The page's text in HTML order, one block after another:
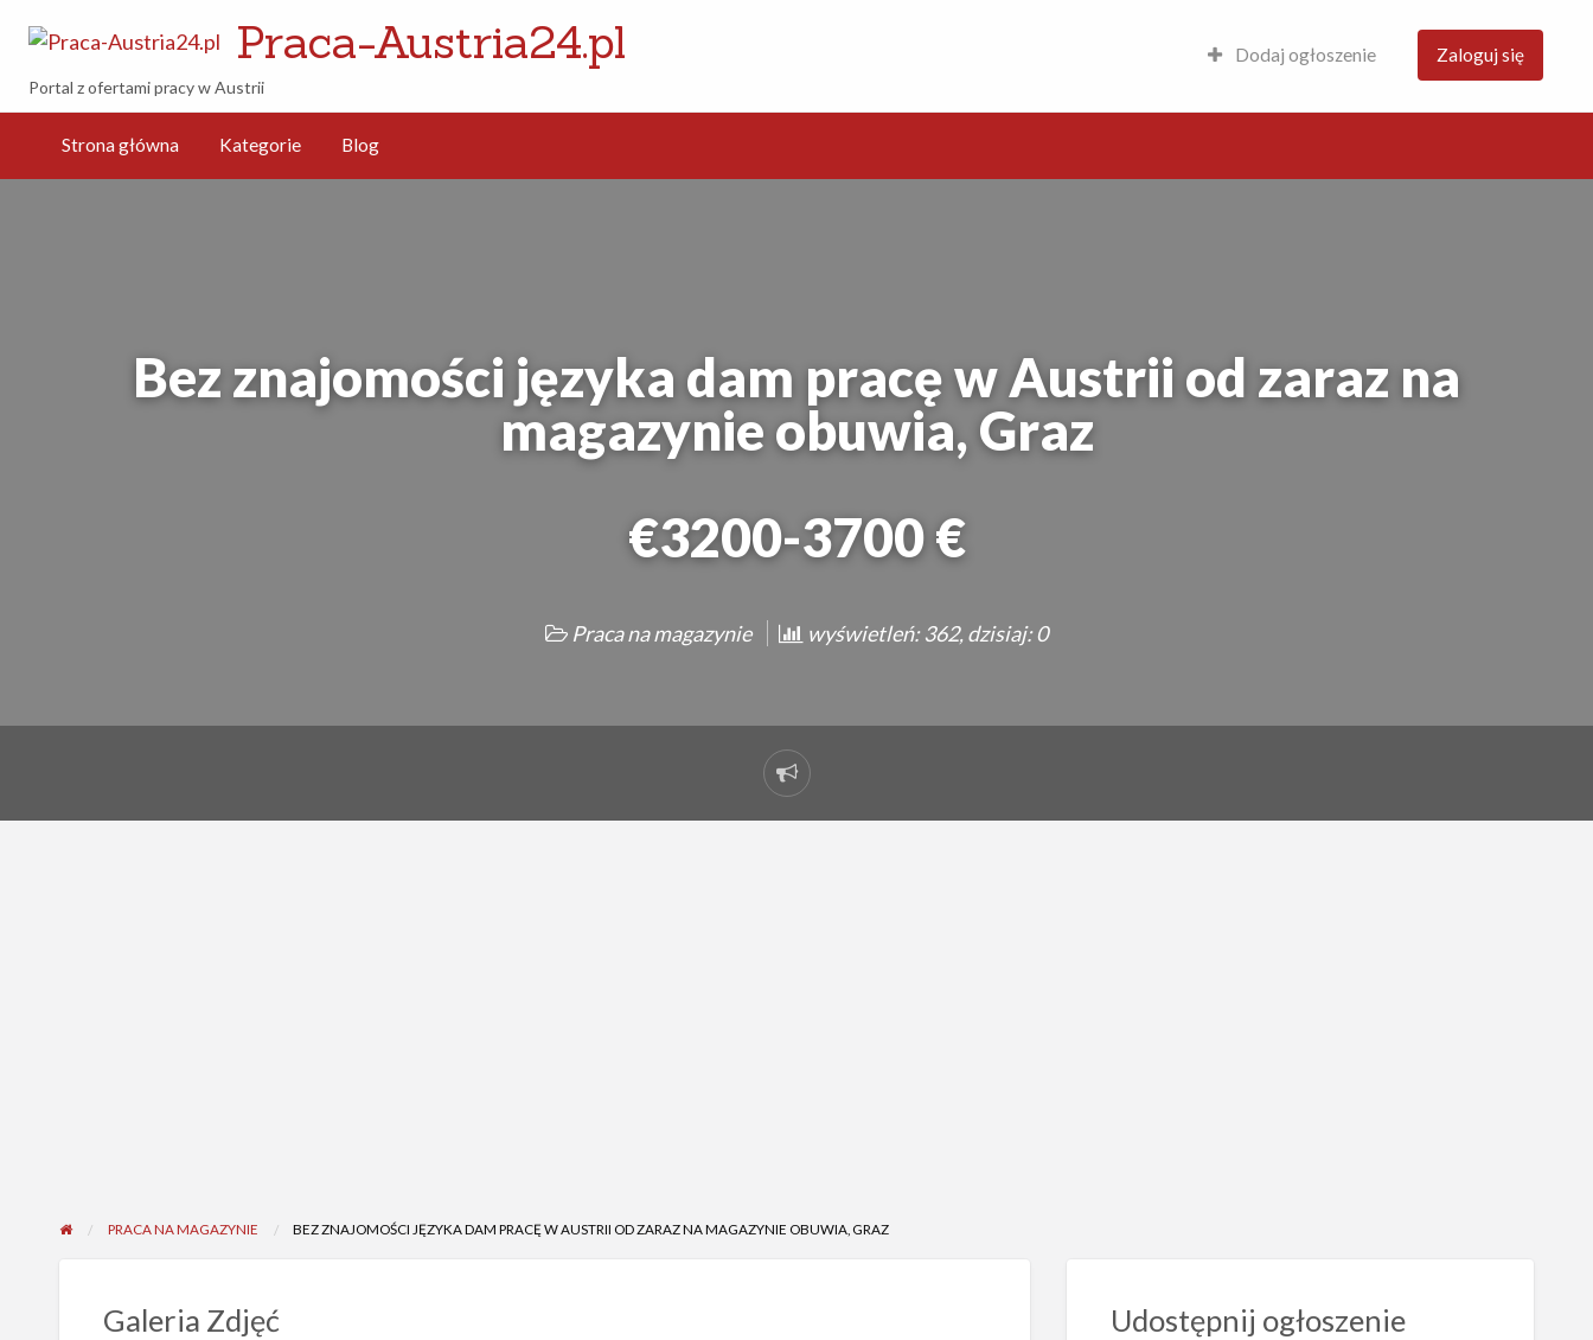
Praca-Austria24.pl
Portal z ofertami pracy w Austrii
Dodaj ogłoszenie Zaloguj się
Strona główna Kategorie Blog
Bez znajomości języka dam pracę w Austrii od zaraz na
magazynie obuwia, Graz
€3200-3700 €
Praca na magazynie wyświetleń: 362, dzisiaj: 0
Zgłoś
problem
PRACA NA MAGAZYNIE BEZ ZNAJOMOŚCI JĘZYKA DAM PRACĘ W AUSTRII OD ZARAZ NA MAGAZYNIE OBUWIA, GRAZ
Galeria Zdjęć Udostępnij ogłoszenie